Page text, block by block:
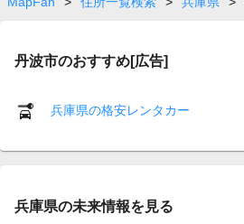
丹波市のおすすめ[広告]
兵庫県の格安レンタカー
兵庫県の未来情報を見る